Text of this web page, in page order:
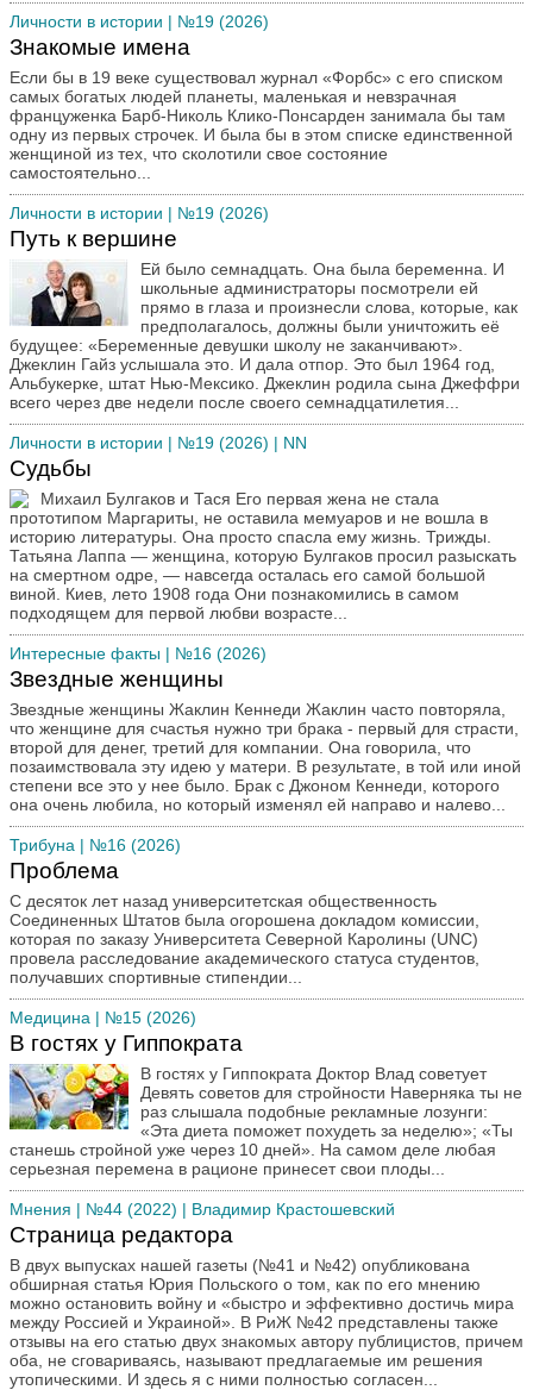
Личности в истории | №19 (2026)
Знакомые имена
Если бы в 19 веке существовал журнал «Форбс» с его списком
самых богатых людей планеты, маленькая и невзрачная
француженка Барб-Николь Клико-Понсарден занимала бы там
одну из первых строчек. И была бы в этом списке единственной
женщиной из тех, что сколотили свое состояние
самостоятельно...
Личности в истории | №19 (2026)
Путь к вершине
Ей было семнадцать. Она была беременна. И
школьные администраторы посмотрели ей
прямо в глаза и произнесли слова, которые, как
предполагалось, должны были уничтожить её
будущее: «Беременные девушки школу не заканчивают».
Джеклин Гайз услышала это. И дала отпор. Это был 1964 год,
Альбукерке, штат Нью-Мексико. Джеклин родила сына Джеффри
всего через две недели после своего семнадцатилетия...
Личности в истории | №19 (2026) | NN
Судьбы
Михаил Булгаков и Тася Его первая жена не стала
прототипом Маргариты, не оставила мемуаров и не вошла в
историю литературы. Она просто спасла ему жизнь. Трижды.
Татьяна Лаппа — женщина, которую Булгаков просил разыскать
на смертном одре, — навсегда осталась его самой большой
виной. Киев, лето 1908 года Они познакомились в самом
подходящем для первой любви возрасте...
Интересные факты | №16 (2026)
Звездные женщины
Звездные женщины Жаклин Кеннеди Жаклин часто повторяла,
что женщине для счастья нужно три брака - первый для страсти,
второй для денег, третий для компании. Она говорила, что
позаимствовала эту идею у матери. В результате, в той или иной
степени все это у нее было. Брак с Джоном Кеннеди, которого
она очень любила, но который изменял ей направо и налево...
Трибуна | №16 (2026)
Проблема
С десяток лет назад университетская общественность
Соединенных Штатов была огорошена докладом комиссии,
которая по заказу Университета Северной Каролины (UNC)
провела расследование академического статуса студентов,
получавших спортивные стипендии...
Медицина | №15 (2026)
В гостях у Гиппократа
В гостях у Гиппократа Доктор Влад советует
Девять советов для стройности Наверняка ты не
раз слышала подобные рекламные лозунги:
«Эта диета поможет похудеть за неделю»; «Ты
станешь стройной уже через 10 дней». На самом деле любая
серьезная перемена в рационе принесет свои плоды...
Мнения | №44 (2022) | Владимир Крастошевский
Страница редактора
В двух выпусках нашей газеты (№41 и №42) опубликована
обширная статья Юрия Польского о том, как по его мнению
можно остановить войну и «быстро и эффективно достичь мира
между Россией и Украиной». В РиЖ №42 представлены также
отзывы на его статью двух знакомых автору публицистов, причем
оба, не сговариваясь, называют предлагаемые им решения
утопическими. И здесь я с ними полностью согласен...